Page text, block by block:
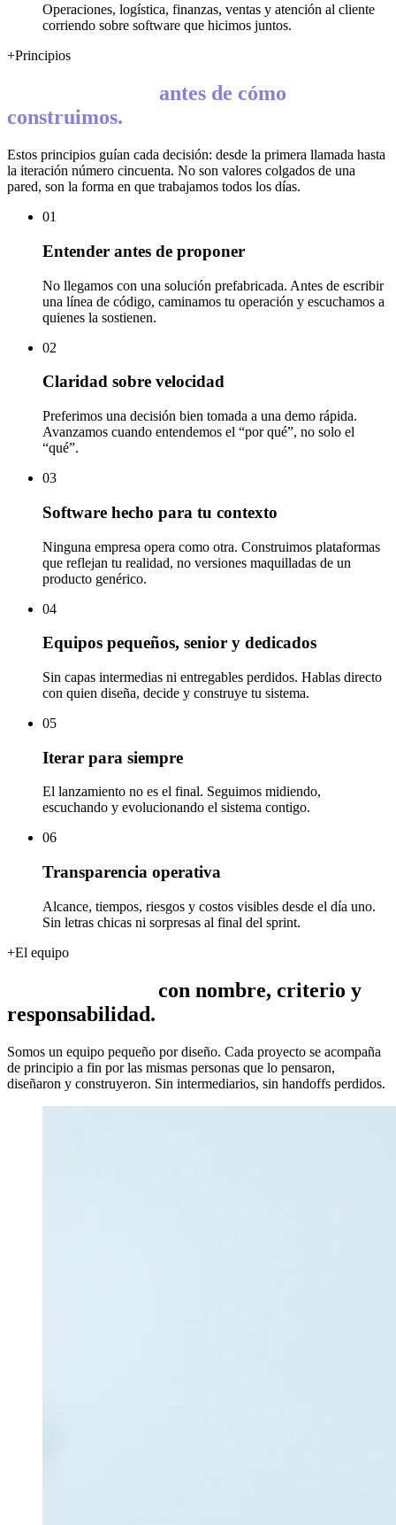
Operaciones, logística, finanzas, ventas y atención al cliente
corriendo sobre software que hicimos juntos.
+Principios
antes de cómo
construimos.
Estos principios guían cada decisión: desde la primera llamada hasta
la iteración número cincuenta. No son valores colgados de una
pared, son la forma en que trabajamos todos los días.
01
Entender antes de proponer
No llegamos con una solución prefabricada. Antes de escribir
una línea de código, caminamos tu operación y escuchamos a
quienes la sostienen.
02
Claridad sobre velocidad
Preferimos una decisión bien tomada a una demo rápida.
Avanzamos cuando entendemos el “por qué”, no solo el
“qué”.
03
Software hecho para tu contexto
Ninguna empresa opera como otra. Construimos plataformas
que reflejan tu realidad, no versiones maquilladas de un
producto genérico.
04
Equipos pequeños, senior y dedicados
Sin capas intermedias ni entregables perdidos. Hablas directo
con quien diseña, decide y construye tu sistema.
05
Iterar para siempre
El lanzamiento no es el final. Seguimos midiendo,
escuchando y evolucionando el sistema contigo.
06
Transparencia operativa
Alcance, tiempos, riesgos y costos visibles desde el día uno.
Sin letras chicas ni sorpresas al final del sprint.
+El equipo
con nombre, criterio y
responsabilidad.
Somos un equipo pequeño por diseño. Cada proyecto se acompaña
de principio a fin por las mismas personas que lo pensaron,
diseñaron y construyeron. Sin intermediarios, sin handoffs perdidos.